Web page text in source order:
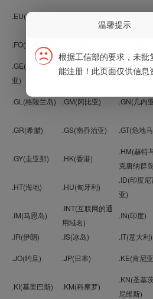
.EU(欧盟)
.FO(法罗群岛)
.GE(格鲁吉
亚)
.GF(法属圭亚
.GG(格恩
.GL(格陵兰岛) .GM(冈比亚) .GN(几内
.GR(希腊) .GS(南乔治亚) .GT(危地
.GY(圭亚那) .HK(香港)
.HM(赫特
克唐纳群
.HT(海地) .HU(匈牙利)
.ID(印度
亚)
.IM(马恩岛)
.INT(互联网的通
用域名)
.IN(印度)
.IR(伊朗) .IS(冰岛) .IT(意大利)
.JO(约旦) .JP(日本) .KE(肯尼
.KI(基里巴斯) .KM(科摩罗)
.KN(圣基
尼维斯)
温馨提示
根据工信部的要求，未批
能注册！此页面仅供信息